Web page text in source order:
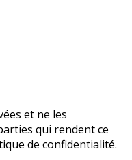
et ne les
qui rendent ce
de confidentialité.